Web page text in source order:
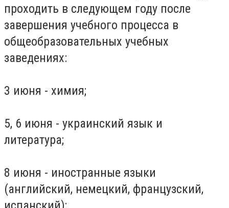
проходить в следующем году после
завершения учебного процесса в
общеобразовательных учебных
заведениях:
3 июня - химия;
5, 6 июня - украинский язык и
литература;
8 июня - иностранные языки
(английский, немецкий, французский,